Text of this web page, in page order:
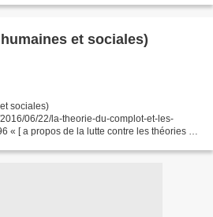
et sociales)
sociales)
06/22/la-theorie-du-complot-et-les-
« [ a propos de la lutte contre les théories du